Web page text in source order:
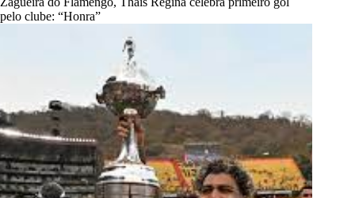
pelo clube: “Honra”